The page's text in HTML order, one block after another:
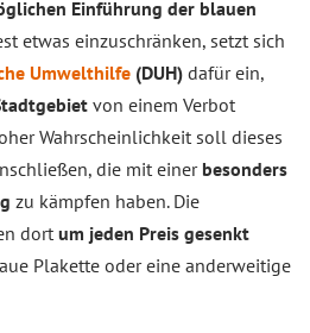
Einführung der blauen
etwas einzuschränken, setzt sich
Umwelthilfe (DUH) dafür ein,
von einem Verbot
Wahrscheinlichkeit soll dieses
die mit einer besonders
zu kämpfen haben. Die
dort um jeden Preis gesenkt
Plakette oder eine anderweitige